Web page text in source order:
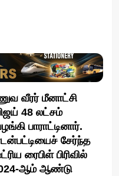
வீரர் மீனாட்சி
48 லட்சம்
பாராட்டினார்.
சேர்ந்த
ரைபிள் பிரிவில்
ஆம் ஆண்டு